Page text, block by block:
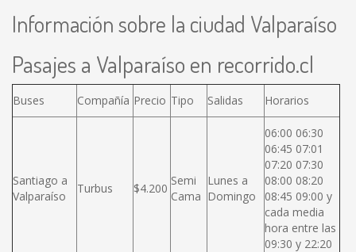
Información sobre la ciudad Valparaíso
Pasajes a Valparaíso en recorrido.cl
Buses Compañía Precio Tipo Salidas Horarios
Santiago a
Valparaíso
Turbus $4.200
Semi
Cama
Lunes a
Domingo
06:00 06:30
06:45 07:01
07:20 07:30
08:00 08:20
08:45 09:00 y
cada media
hora entre las
09:30 y 22:20